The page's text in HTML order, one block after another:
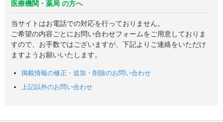
医療機関・薬局 の方へ
当サイトはお電話での対応を行っておりません。
ご希望の内容ごとにお問い合わせフォームをご用意しておりま
すので、お手数ではございますが、下記よりご連絡をいただけ
ますようお願いいたします。
掲載情報の修正・追加・削除のお問い合わせ
上記以外のお問い合わせ